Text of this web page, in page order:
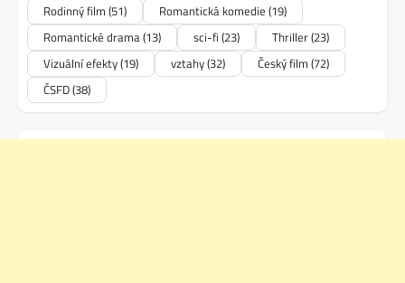
Rodinný film (51) Romantická komedie (19)
Romantické drama(13) sci-fi (23) Thriller(23)
Vizuální efekty(19) vztahy(32) Český film (72)
ČSFD(38)